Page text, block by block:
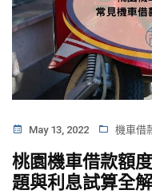
May 13, 2022 機車借
桃園機車借款額
題與利息試算全